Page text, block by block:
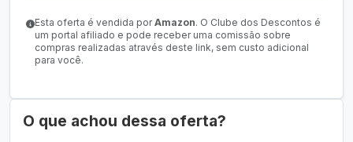
Esta oferta é vendida porAmazon. O Clube dos Descontos é
um portal afiliado e pode receber uma comissão sobre
compras realizadas através deste link, sem custo adicional
para você.
O que achou dessa oferta?